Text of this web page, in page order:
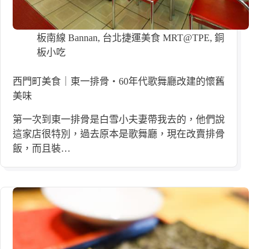
板南線 Bannan, 台北捷運美食 MRT@TPE, 銅
板小吃
西門町美食｜東一排骨・60年代歌舞廳改建的懷舊
美味
第一次到東一排骨是白雪小夫妻帶我去的，他們說
這家店很特別，過去原本是歌舞廳，現在改賣排骨
飯，而且裝…